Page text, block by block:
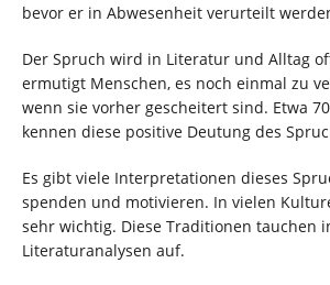
bevor er in Abwesenheit verurteilt
Der Spruch wird in Literatur und Alltag
ermutigt Menschen, es noch einmal zu
wenn sie vorher gescheitert sind. Etwa
kennen diese positive Deutung des
Es gibt viele Interpretationen dieses
spenden und motivieren. In vielen
sehr wichtig. Diese Traditionen tauchen
Literaturanalysen auf.